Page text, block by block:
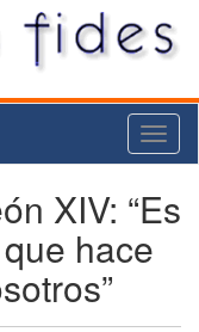
XIV: “Es
hace